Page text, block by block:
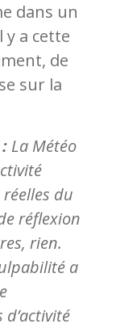
dans un
a cette
de
sur la
La Météo
du
réflexion
rien.
a